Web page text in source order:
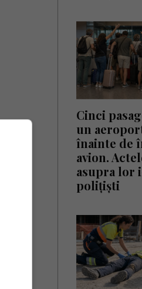
Cinci
un
înainte de
avion.
asupra lor
polițiști